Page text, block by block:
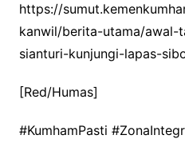
https://
kanwil/berita-utama/
sianturi-kunjungi-lapas-
[Red/Humas]
#KumhamPasti